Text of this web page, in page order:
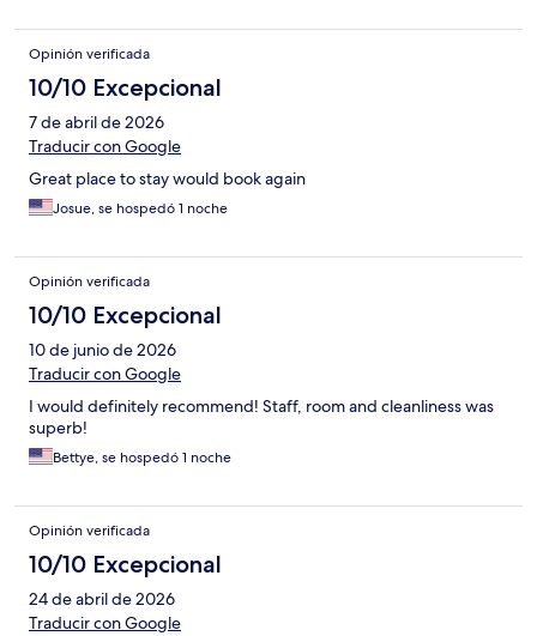
Opinión verificada
10/10 Excepcional
7 de abril de 2026
Traducir con Google
Great place to stay would book again
Josue, se hospedó 1 noche
Opinión verificada
10/10 Excepcional
10 de junio de 2026
Traducir con Google
I would definitely recommend! Staff, room and cleanliness was
superb!
Bettye, se hospedó 1 noche
Opinión verificada
10/10 Excepcional
24 de abril de 2026
Traducir con Google